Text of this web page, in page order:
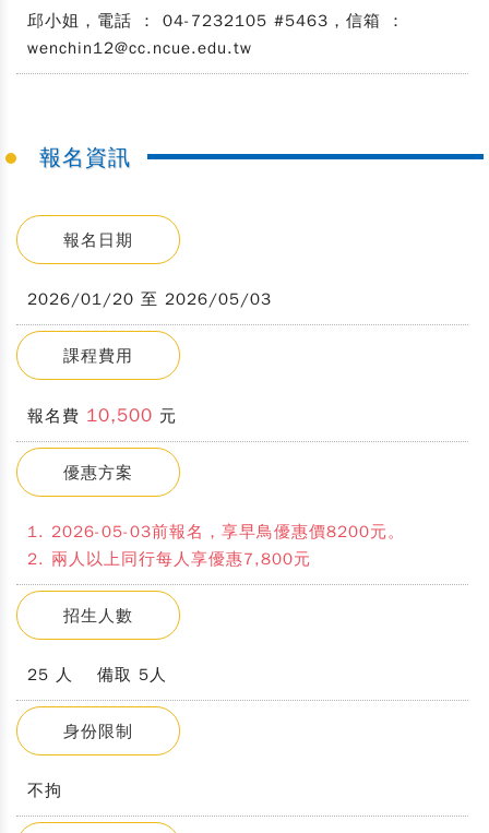
邱小姐，電話 ： 04-7232105 #5463，信箱 ：
wenchin12@cc.ncue.edu.tw
報名資訊
報名日期
2026/01/20 至 2026/05/03
課程費用
報名費 10,500 元
優惠方案
1. 2026-05-03前報名，享早鳥優惠價8200元。
2. 兩人以上同行每人享優惠7,800元
招生人數
25 人 備取 5人
身份限制
不拘